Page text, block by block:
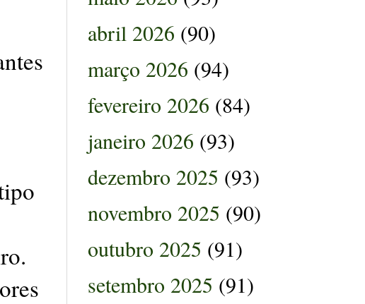
abril 2026 (90)
março 2026 (94)
fevereiro 2026 (84)
janeiro 2026 (93)
dezembro 2025 (93)
novembro 2025 (90)
outubro 2025 (91)
setembro 2025 (91)